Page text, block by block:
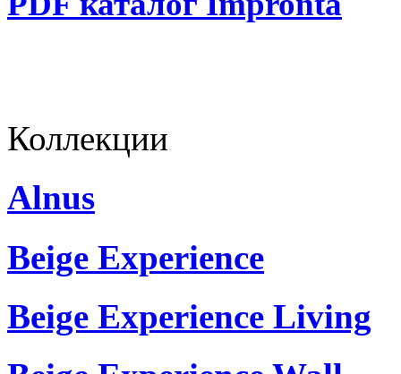
Коллекции
Alnus
Beige Experience
Beige Experience Living